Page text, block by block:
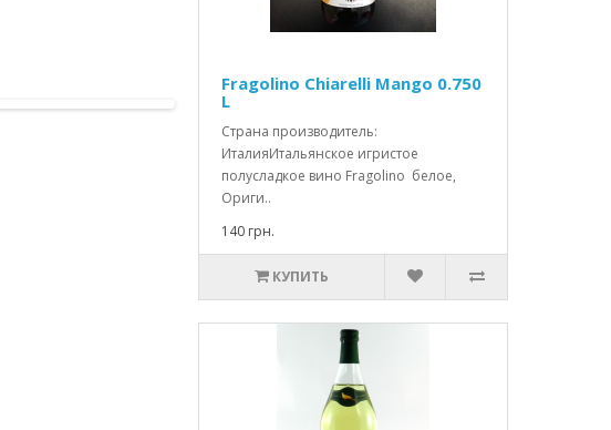
Fragolino Chiarelli Mango 0.750
L
Страна производитель:
ИталияИтальянское игристое
полусладкое вино Fragolino белое,
Ориги..
140 грн.
КУПИТЬ